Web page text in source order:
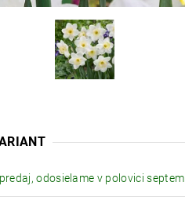
odosielame v polovici